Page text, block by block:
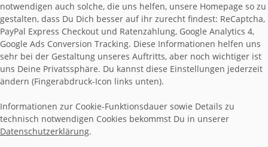
notwendigen auch solche, die uns helfen, unsere Homepage so zu
gestalten, dass Du Dich besser auf ihr zurecht findest: ReCaptcha,
PayPal Express Checkout und Ratenzahlung, Google Analytics 4,
Google Ads Conversion Tracking. Diese Informationen helfen uns
sehr bei der Gestaltung unseres Auftritts, aber noch wichtiger ist
uns Deine Privatssphäre. Du kannst diese Einstellungen jederzeit
ändern (Fingerabdruck-Icon links unten).
Informationen zur Cookie-Funktionsdauer sowie Details zu
technisch notwendigen Cookies bekommst Du in unserer
Datenschutzerklärung.